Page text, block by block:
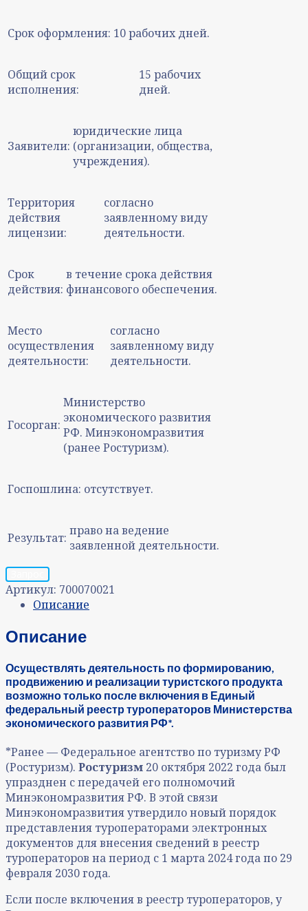
Срок оформления: 10 рабочих дней.
Общий срок
исполнения:
15 рабочих
дней.
Заявители:
юридические лица
(организации, общества,
учреждения).
Территория
действия
лицензии:
согласно
заявленному виду
деятельности.
Срок
действия:
в течение срока действия
финансового обеспечения.
Место
осуществления
деятельности:
согласно
заявленному виду
деятельности.
Госорган:
Министерство
экономического развития
РФ. Минэкономразвития
(ранее Ростуризм).
Госпошлина: отсутствует.
Результат: право на ведение
заявленной деятельности.
Артикул: 700070021
Описание
Описание
Осуществлять деятельность по формированию,
продвижению и реализации туристского продукта
возможно только после включения в Единый
федеральный реестр туроператоров Министерства
экономического развития РФ*.
*Ранее — Федеральное агентство по туризму РФ
(Ростуризм). Ростуризм 20 октября 2022 года был
упразднен с передачей его полномочий
Минэкономразвития РФ. В этой связи
Минэкономразвития утвердило новый порядок
представления туроператорами электронных
документов для внесения сведений в реестр
туроператоров на период с 1 марта 2024 года по 29
февраля 2030 года.
Если после включения в реестр туроператоров, у